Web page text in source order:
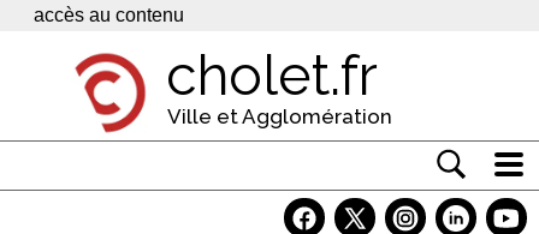
Panneau de gestion des cookies
accès au contenu
cholet.fr
Ville et Agglomération